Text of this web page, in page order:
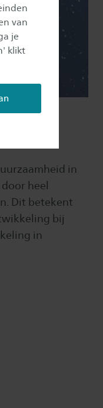
van
je
klikt
in
heel
Dit betekent
bij
in